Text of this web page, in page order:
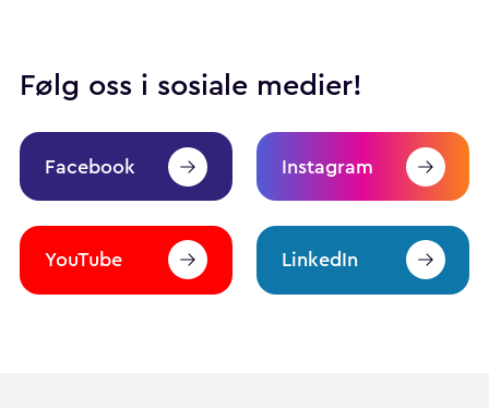
Følg oss i sosiale medier!
Facebook Instagram
YouTube LinkedIn